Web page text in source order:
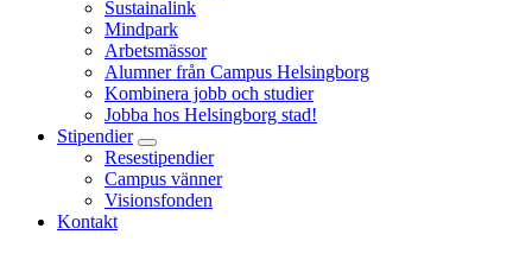
Sustainalink
Mindpark
Arbetsmässor
Alumner från Campus Helsingborg
Kombinera jobb och studier
Jobba hos Helsingborg stad!
Stipendier
Resestipendier
Campus vänner
Visionsfonden
Kontakt